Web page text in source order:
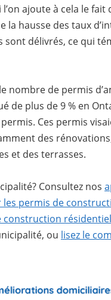
ajoute à cela le
hausse des taux
délivrés, ce qui
nombre de permis
de plus de 9 % en
Ces permis
des
et des terrasses.
Consultez nos
permis de
construction
ou lisez le